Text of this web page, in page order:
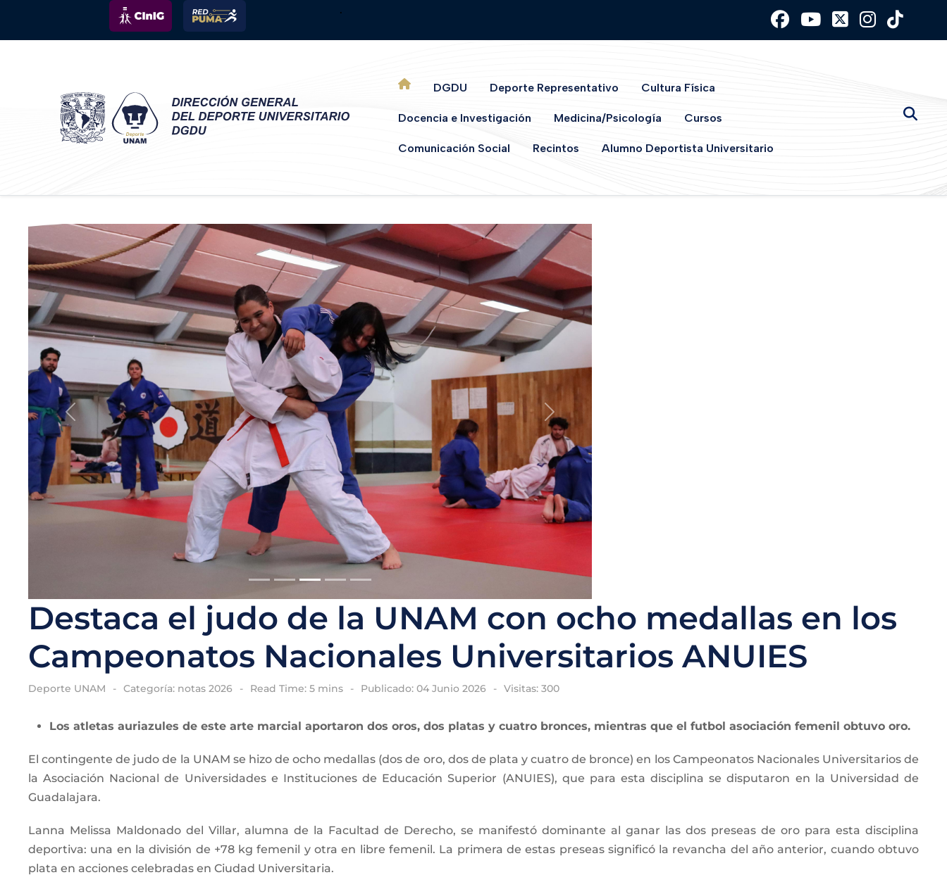
.
DGDU Deporte Representativo Cultura Física
Docencia e Investigación Medicina/Psicología Cursos
Comunicación Social Recintos Alumno Deportista Universitario
Destaca el judo de la UNAM con ocho medallas en los
Campeonatos Nacionales Universitarios ANUIES
Deporte UNAM Categoría: notas 2026 Read Time: 5 mins Publicado: 04 Junio 2026 Visitas: 300
Los atletas auriazules de este arte marcial aportaron dos oros, dos platas y cuatro bronces, mientras que el futbol asociación femenil obtuvo oro.
El contingente de judo de la UNAM se hizo de ocho medallas (dos de oro, dos de plata y cuatro de bronce) en los Campeonatos Nacionales Universitarios de
la Asociación Nacional de Universidades e Instituciones de Educación Superior (ANUIES), que para esta disciplina se disputaron en la Universidad de
Guadalajara.
Lanna Melissa Maldonado del Villar, alumna de la Facultad de Derecho, se manifestó dominante al ganar las dos preseas de oro para esta disciplina
deportiva: una en la división de +78 kg femenil y otra en libre femenil. La primera de estas preseas significó la revancha del año anterior, cuando obtuvo
plata en acciones celebradas en Ciudad Universitaria.